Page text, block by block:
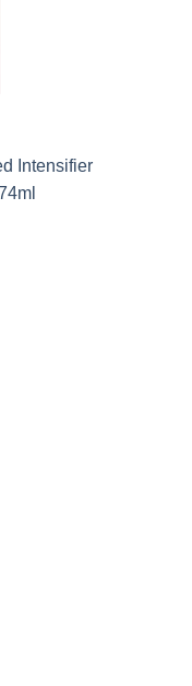
Intensifier